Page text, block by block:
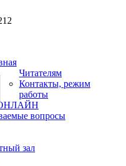
Читателям
Контакты, режим
работы
ОНЛАЙН
вопросы
зал